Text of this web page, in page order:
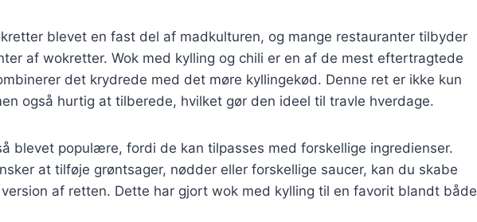
blevet en fast del af madkulturen, og mange restauranter tilbyder
af wokretter. Wok med kylling og chili er en af de mest eftertragtede
det krydrede med det møre kyllingekød. Denne ret er ikke kun
også hurtig at tilberede, hvilket gør den ideel til travle hverdage.
blevet populære, fordi de kan tilpasses med forskellige ingredienser.
at tilføje grøntsager, nødder eller forskellige saucer, kan du skabe
af retten. Dette har gjort wok med kylling til en favorit blandt både